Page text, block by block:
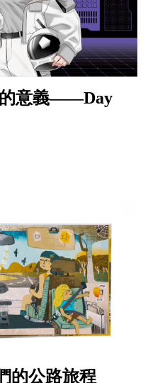
的意義——Day
的公路旅程